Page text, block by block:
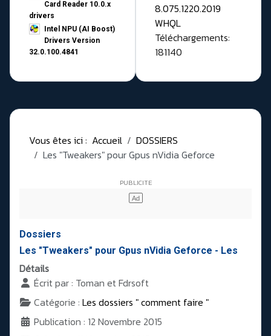
Card Reader 10.0.x
drivers
Intel NPU (AI Boost)
Drivers Version
32.0.100.4841
8.075.1220.2019
WHQL
Téléchargements:
181140
Vous êtes ici : Accueil
DOSSIERS
Les "Tweakers" pour Gpus nVidia Geforce
Dossiers
Les "Tweakers" pour Gpus nVidia Geforce - Les
Détails
Écrit par : Toman et Fdrsoft
Catégorie : Les dossiers " comment faire "
Publication : 12 Novembre 2015